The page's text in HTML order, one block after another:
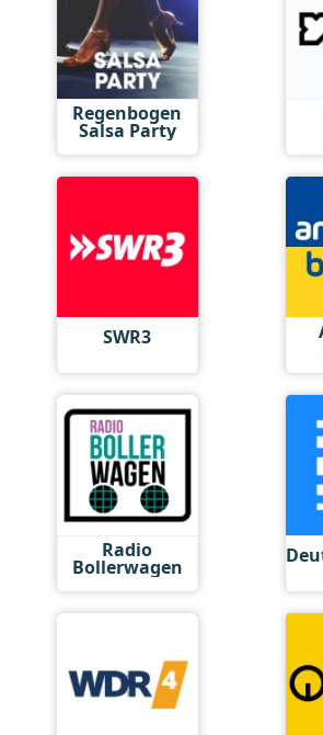
Regenbogen
Salsa Party
SWR3
Radio
Bollerwagen